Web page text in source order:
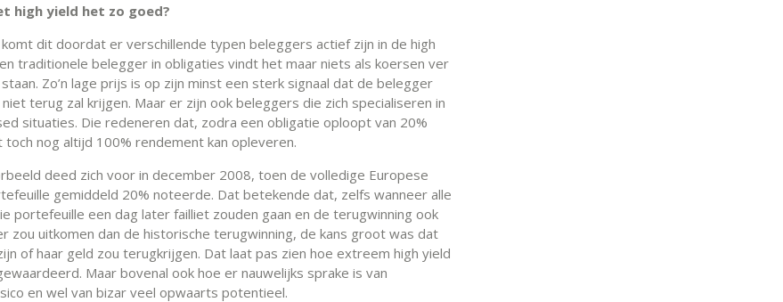
high yield het zo goed?
komt dit doordat er verschillende typen beleggers actief zijn in de high
traditionele belegger in obligaties vindt het maar niets als koersen ver
Zo’n lage prijs is op zijn minst een sterk signaal dat de belegger
terug zal krijgen. Maar er zijn ook beleggers die zich specialiseren in
situaties. Die redeneren dat, zodra een obligatie oploopt van 20%
toch nog altijd 100% rendement kan opleveren.
deed zich voor in december 2008, toen de volledige Europese
gemiddeld 20% noteerde. Dat betekende dat, zelfs wanneer alle
portefeuille een dag later failliet zouden gaan en de terugwinning ook
zou uitkomen dan de historische terugwinning, de kans groot was dat
of haar geld zou terugkrijgen. Dat laat pas zien hoe extreem high yield
Maar bovenal ook hoe er nauwelijks sprake is van
en wel van bizar veel opwaarts potentieel.